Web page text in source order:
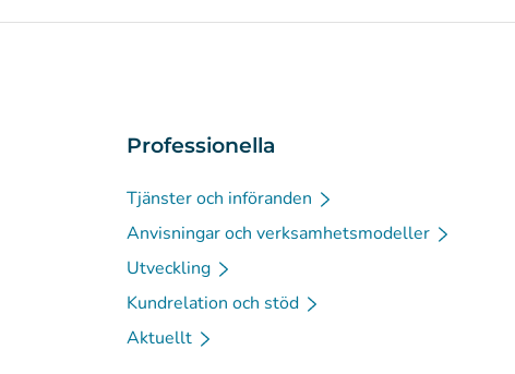
Professionella
Tjänster och införanden
Anvisningar och verksamhetsmodeller
Utveckling
Kundrelation och stöd
Aktuellt